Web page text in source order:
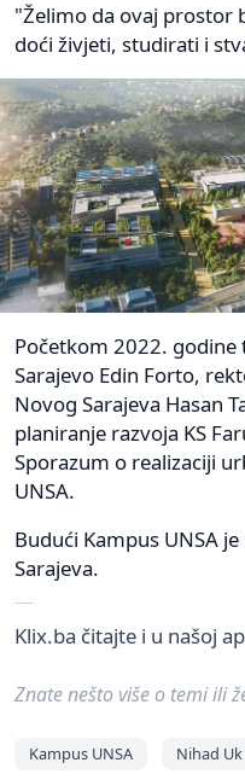
"Želimo da ovaj prostor
doći živjeti, studirati i
Početkom 2022.
Sarajevo Edin Forto,
Novog Sarajeva Hasan
planiranje razvoja KS
Sporazum o realizaciji
UNSA.
Budući Kampus UNSA
Sarajeva.
Klix.ba čitajte i u našoj
Znate nešto više o temi ili
Kampus UNSA Nihad Uk